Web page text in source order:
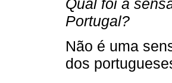
Qual foi a
Portugal?
Não é uma
dos